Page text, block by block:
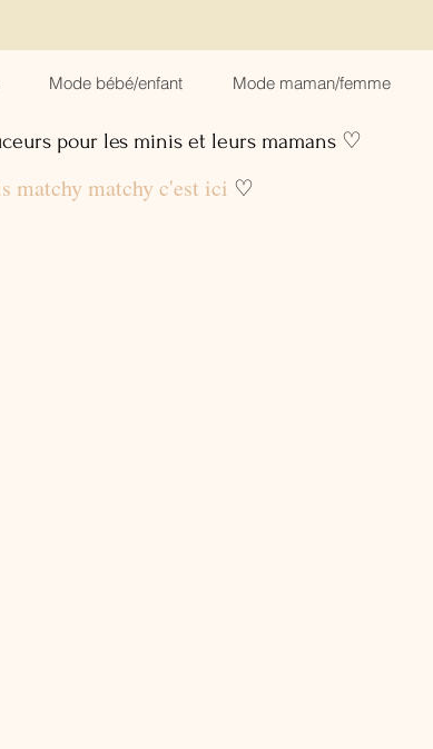
Mode bébé/enfant Mode maman/femme
pour les minis et leurs mamans ♡
matchy matchy c'est ici ♡